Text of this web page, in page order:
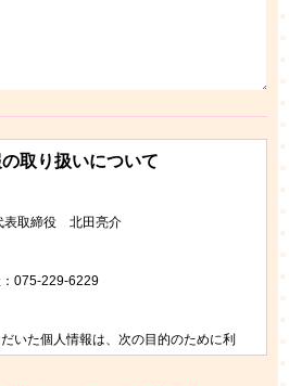
取り扱いについて
表取締役 北田亮介
075-229-6229
いた個人情報は、次の目的のために利